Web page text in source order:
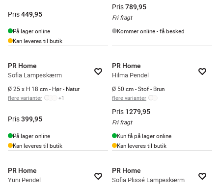
Pris449,95
På lager online
Kan leveres til butik
Pris789,95
Fri fragt
Kommer online - få besked
PR Home
Sofia Lampeskærm
Ø 25 x H 18 cm - Hør - Natur
flere varianter +1
Pris399,95
På lager online
Kan leveres til butik
PR Home
Hilma Pendel
Ø 50 cm - Stof - Brun
flere varianter
Pris 1279,95
Fri fragt
Kun få på lager online
Kan leveres til butik
PR Home
Yuni Pendel
PR Home
Sofia Plissé Lampeskærm